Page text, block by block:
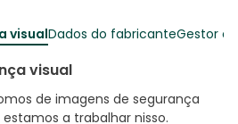
visualDados do fabricanteGestor
visual
de imagens de segurança
a trabalhar nisso.